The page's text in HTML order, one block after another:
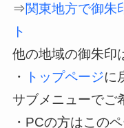
⇒関東地方で御朱
ト
他の地域の御朱印
・
トップページに
サブメニューで
・PCの方はこの